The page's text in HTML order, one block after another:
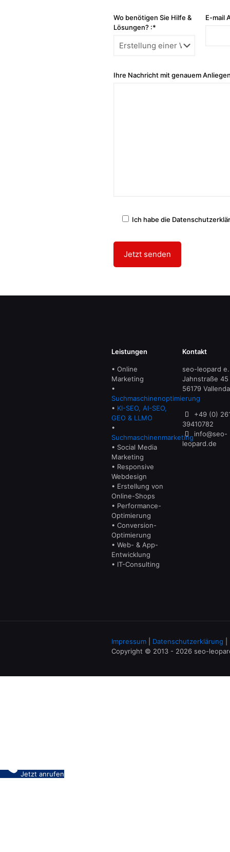
Wo benötigen Sie Hilfe &
Lösungen? :*
E-mail
Ihre Nachricht mit genauem
Ich habe die
Leistungen
• Online
Marketing
•
Suchmaschinenoptimierung
• KI-SEO, AI-SEO,
GEO & LLMO
•
Suchmaschinenmarketing
• Social Media
Marketing
• Responsive
Webdesign
• Erstellung von
Online-Shops
• Performance-
Optimierung
• Conversion-
Optimierung
• Web- & App-
Entwicklung
• IT-Consulting
Kontakt
seo-leopard
Jahnstraße 45
56179
+49 (0)
39410782
info@seo-
leopard.de
Impressum Datenschutzerklärung
Copyright © 2013 - 2026 seo-
Jetzt anrufen